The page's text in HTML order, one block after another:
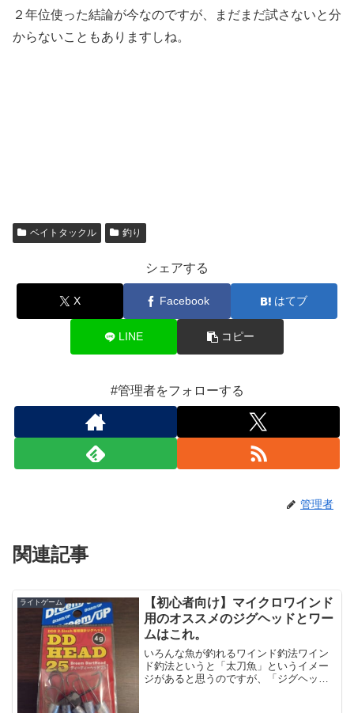
２年位使った結論が今なのですが、まだまだ試さないと分
からないこともありますしね。
ベイトタックル 釣り
シェアする
X Facebook はてブ
LINE コピー
#管理者をフォローする
管理者
関連記事
ライトゲーム
【初心者向け】マイクロワインド
用のオススメのジグヘッドとワー
ムはこれ。
いろんな魚が釣れるワインド釣法ワイン
ド釣法というと「太刀魚」というイメー
ジがあると思うのですが、「ジグヘッド